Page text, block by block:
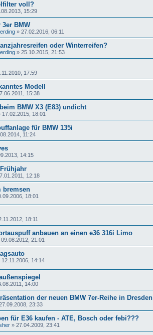
voll?
15:29
BMW
» 27.02.2016, 06:11
oder Winterreifen?
» 25.10.2015, 21:53
17:59
Modell
15:38
BMW X3 (E83) undicht
17.02.2015, 18:01
für BMW 135i
11:24
14:15
12:18
bremsen
18:01
18:11
anbauen an einen e36 316i Limo
09.08.2012, 21:01
12.11.2006, 14:14
14:00
der neuen BMW 7er-Reihe in Dresden
23:33
für E36 kaufen - ATE, Bosch oder febi???
» 27.04.2009, 23:41